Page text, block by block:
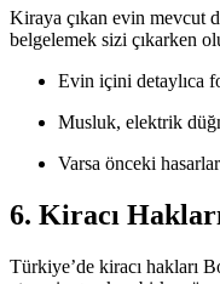
Kiraya çıkan evin mevcut
belgelemek sizi çıkarken
Evin içini detaylıca
Musluk, elektrik
Varsa önceki
6. Kiracı
Türkiye’de kiracı hakları